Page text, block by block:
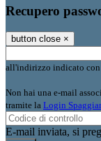
Recupero
button close ×
all'indirizzo indicato con
Non hai una e-mail
tramite la Login
E-mail inviata, si